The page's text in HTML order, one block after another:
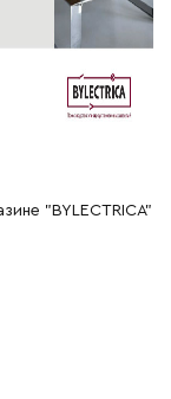
"BYLECTRICA"